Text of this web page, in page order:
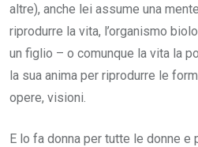
altre), anche lei assume una
riprodurre la vita, l’organismo
un figlio – o comunque la vita la
la sua anima per riprodurre le
opere, visioni.
E lo fa donna per tutte le donne e